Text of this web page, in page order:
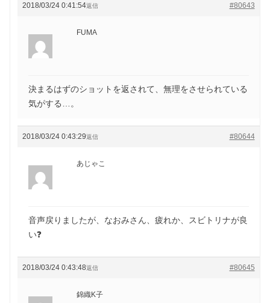
2018/03/24 0:41:54 #80643
返信
FUMA
決まるはずのショットを返されて、無理をさせられている
気がする…。
2018/03/24 0:43:29 #80644
返信
あじゃこ
音声戻りましたが、なおみさん、疲れか、スビトリナが良
い❓
2018/03/24 0:43:48 #80645
返信
錦織K子